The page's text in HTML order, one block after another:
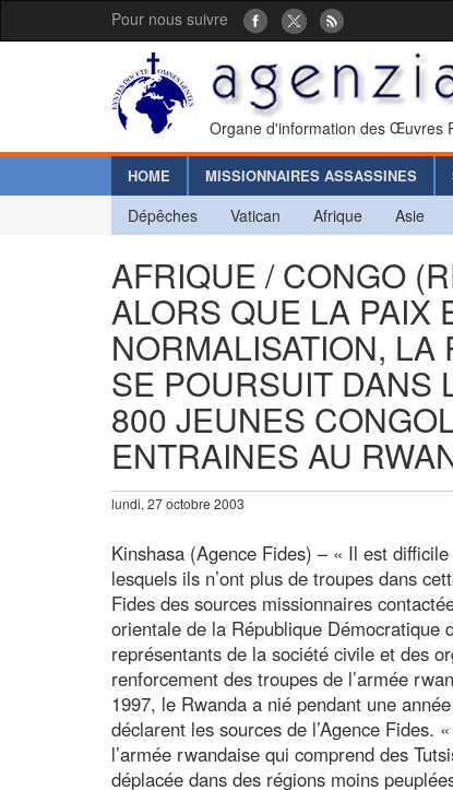
Pour nous suivre
Organe d'information des Œuvres
HOME MISSIONNAIRES ASSASSINES
Dépêches Vatican Afrique Asie
AFRIQUE / CONGO
ALORS QUE LA PAIX
NORMALISATION, LA
SE POURSUIT DANS
800 JEUNES
ENTRAINES AU
lundi, 27 octobre 2003
Kinshasa (Agence Fides) – « Il est
lesquels ils n’ont plus de troupes dans
Fides des sources missionnaires
orientale de la République Démocratique
représentants de la société civile et des
renforcement des troupes de l’armée
1997, le Rwanda a nié pendant une
déclarent les sources de l’Agence Fides.
l’armée rwandaise qui comprend des
déplacée dans des régions moins